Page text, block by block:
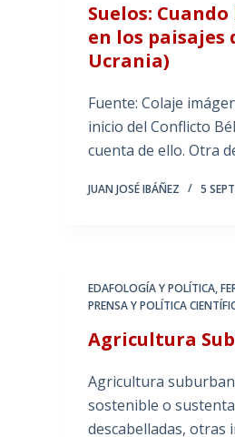
Suelos:
en los paisajes
Ucrania)
Fuente: Colaje
inicio del Conflicto
cuenta de ello. Otra
JUAN JOSÉ IBÁÑEZ 5
EDAFOLOGÍA Y POLÍTICA,
PRENSA Y POLÍTICA
Agricultura
Agricultura
sostenible o
descabelladas, otras